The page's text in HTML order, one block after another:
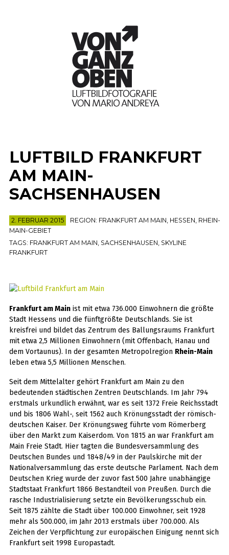
LUFTBILD FRANKFURT
AM MAIN-
SACHSENHAUSEN
2. FEBRUAR 2015 REGION: FRANKFURT AM MAIN, HESSEN, RHEIN-
MAIN-GEBIET
TAGS: FRANKFURT AM MAIN, SACHSENHAUSEN, SKYLINE
FRANKFURT
Frankfurt am Mainist mit etwa 736.000 Einwohnern die größte
Stadt Hessens und die fünftgrößte Deutschlands. Sie ist
kreisfrei und bildet das Zentrum des Ballungsraums Frankfurt
mit etwa 2,5 Millionen Einwohnern (mit Offenbach, Hanau und
dem Vortaunus). In der gesamten Metropolregion Rhein-Main
leben etwa 5,5 Millionen Menschen.
Seit dem Mittelalter gehört Frankfurt am Main zu den
bedeutenden städtischen Zentren Deutschlands. Im Jahr 794
erstmals urkundlich erwähnt, war es seit 1372 Freie Reichsstadt
und bis 1806 Wahl-, seit 1562 auch Krönungsstadt der römisch-
deutschen Kaiser. Der Krönungsweg führte vom Römerberg
über den Markt zum Kaiserdom. Von 1815 an war Frankfurt am
Main Freie Stadt. Hier tagten die Bundesversammlung des
Deutschen Bundes und 1848/49 in der Paulskirche mit der
Nationalversammlung das erste deutsche Parlament. Nach dem
Deutschen Krieg wurde der zuvor fast 500 Jahre unabhängige
Stadtstaat Frankfurt 1866 Bestandteil von Preußen. Durch die
rasche Industrialisierung setzte ein Bevölkerungsschub ein.
Seit 1875 zählte die Stadt über 100.000 Einwohner, seit 1928
mehr als 500.000, im Jahr 2013 erstmals über 700.000. Als
Zeichen der Verpflichtung zur europäischen Einigung nennt sich
Frankfurt seit 1998 Europastadt.